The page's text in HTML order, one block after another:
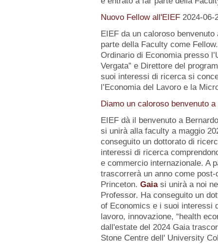
Nuovo Fellow all'EIEF 2024-06-
EIEF da un caloroso
parte della Faculty come
Ordinario di Economia presso
Vergata” e Direttore del
suoi interessi di ricerca si
l’Economia del Lavoro e la
Diamo un caloroso benvenuto
EIEF dà il benvenuto a
si unirà alla faculty a maggio
conseguito un dottorato di
interessi di ricerca
e commercio internazionale. A
trascorrerà un anno come
Princeton. Gaiasi unirà a noi
Professor. Ha conseguito un
of Economics e i suoi interessi
lavoro, innovazione, “health
dall'estate del 2024 Gaia
Stone Centre dell' University